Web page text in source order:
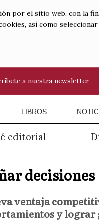
por el sitio web, con la
así como
a nuestra newsletter
LIBROS
editorial
decisiones
ventaja
y lograr